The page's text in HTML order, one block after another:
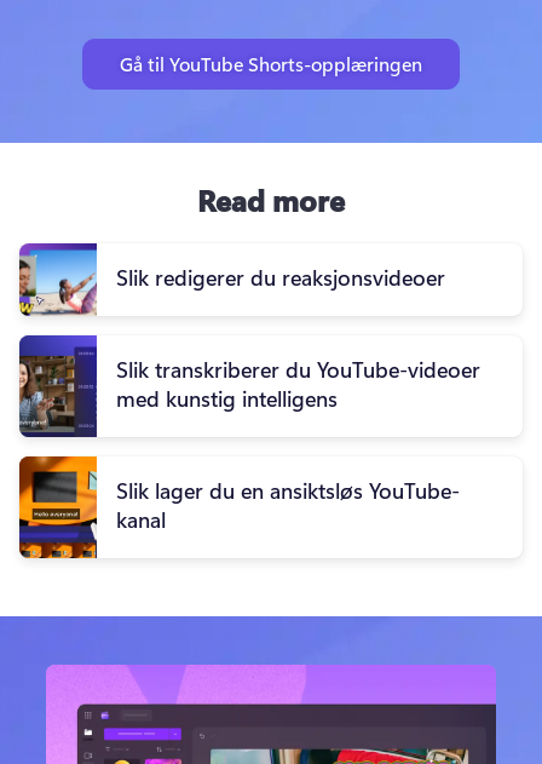
Gå til YouTube Shorts-opplæringen
Read more
Slik redigerer du reaksjonsvideoer
Slik transkriberer du YouTube-videoer
med kunstig intelligens
Slik lager du en ansiktsløs YouTube-
kanal